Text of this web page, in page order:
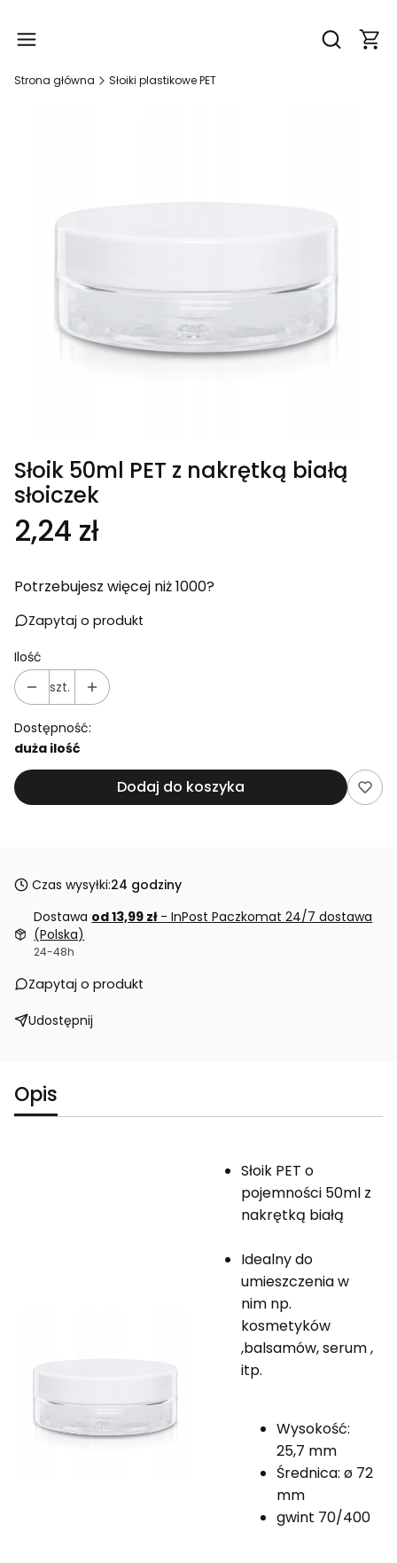
Otwórz
Strona główna Słoiki plastikowe PET
Słoik 50ml PET z nakrętką białą
słoiczek
Cena
2,24 zł
Potrzebujesz więcej niż 1000?
Zapytaj o produkt
Ilość
szt.
Dostępność:
duża ilość
Dodaj do koszyka
Czas wysyłki:24 godziny
Dostawa od 13,99 zł - InPost Paczkomat 24/7 dostawa
(Polska)
24-48h
Zapytaj o produkt
Udostępnij
Opis
Słoik PET o
pojemności 50ml z
nakrętką białą
Idealny do
umieszczenia w
nim np.
kosmetyków
,balsamów, serum ,
itp.
Wysokość:
25,7 mm
Średnica: ø 72
mm
gwint 70/400